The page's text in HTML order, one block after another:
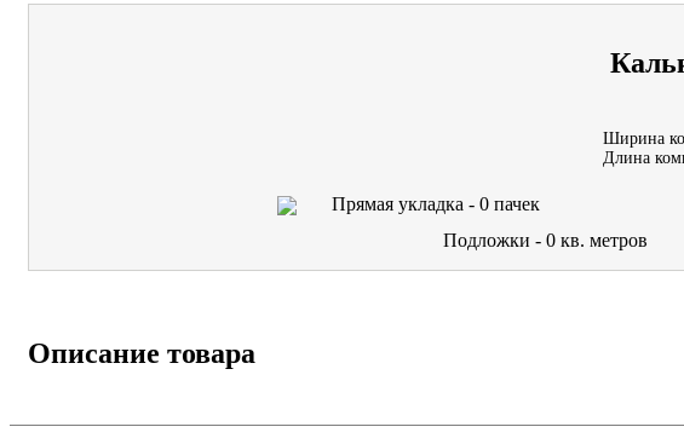
Ширина
Длина
Прямая укладка - 0 пачек
Подложки - 0 кв. метров
Описание товара